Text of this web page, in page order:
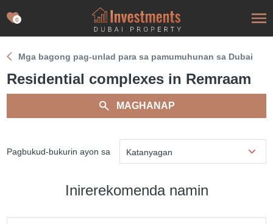
0
Mga bagong pag-unlad para sa pamumuhunan sa Dubai
Residential complexes in Remraam
MAGHANAP
Pagbukud-bukurin ayon sa Katanyagan
Inirerekomenda namin